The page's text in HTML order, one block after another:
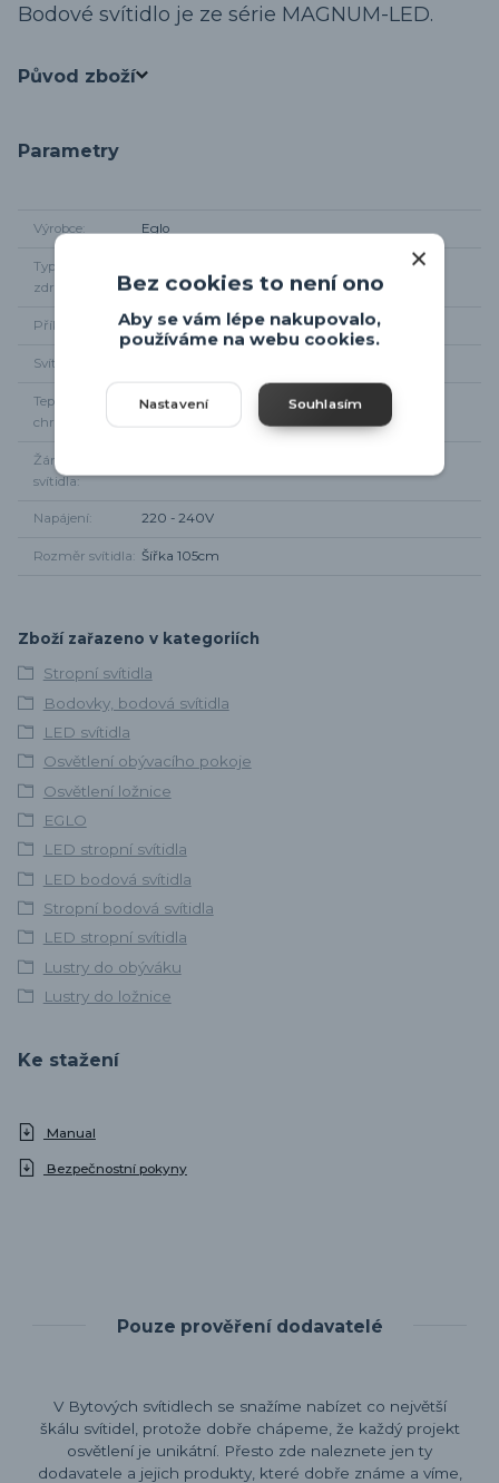
Bodové svítidlo je ze série MAGNUM-LED.
Původ zboží
Parametry
Výrobce Eglo
Typ světelného
zdroje
Příkon 6 x 3W
Svítivost
Teplota
chromatičnosti
3000K
Žárovka součástí
svítidla
Napájení 220 - 240V
Rozměr svítidla Šířka 105cm
Zboží zařazeno v kategoriích
Stropní svítidla
Bodovky, bodová svítidla
LED svítidla
Osvětlení obývacího pokoje
Osvětlení ložnice
EGLO
LED stropní svítidla
LED bodová svítidla
Stropní bodová svítidla
LED stropní svítidla
Lustry do obýváku
Lustry do ložnice
Ke stažení
Manual
Bezpečnostní pokyny
Pouze prověření dodavatelé
V Bytových svítidlech se snažíme nabízet co největší
škálu svítidel, protože dobře chápeme, že každý projekt
osvětlení je unikátní. Přesto zde naleznete jen ty
dodavatele a jejich produkty, které dobře známe a víme,
Bez cookies to není ono
Aby se vám lépe nakupovalo,
používáme na webu cookies.
Nastavení Souhlasím